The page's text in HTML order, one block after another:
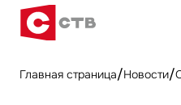
Главная страница Новости